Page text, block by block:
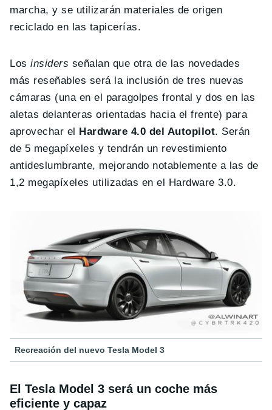
marcha, y se utilizarán materiales de origen
reciclado en las tapicerías.
Losinsiders señalan que otra de las novedades
más reseñables será la inclusión de tres nuevas
cámaras (una en el paragolpes frontal y dos en las
aletas delanteras orientadas hacia el frente) para
aprovechar el Hardware 4.0 del Autopilot. Serán
de 5 megapíxeles y tendrán un revestimiento
antideslumbrante, mejorando notablemente a las de
1,2 megapíxeles utilizadas en el Hardware 3.0.
Recreación del nuevo Tesla Model 3
El Tesla Model 3 será un coche más
eficiente y capaz